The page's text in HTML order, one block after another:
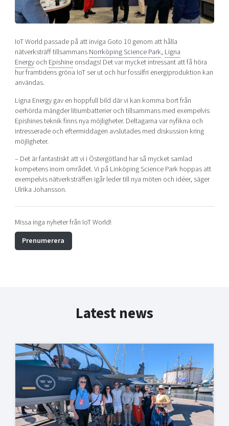
Shaping cities and regions
Bright East
East Sweden Tech Women
Reversed mentorship
Current offers and activities
Upscaling
Talent & skills
Startup & industry collaboration
Offers to boost your business
Funding opportunities
Our community of companies
Projects
Publications
Project toolbox
Our clusters
Reach out to us
Locations
Today's lunch in Mjärdevi
IoT World passade på att inviga Goto 10 genom att hålla
nätverksträff tillsammansNorrköping Science Park, Ligna
Energyoch Epishineonsdags! Det var mycket intressant att få höra
hur framtidens gröna IoT ser ut och hur fossilfri energiproduktion kan
användas.
Ligna Energy gav en hoppfull bild där vi kan komma bort från
oerhörda mängder litiumbatterier och tillsammans med exempelvis
Epishines teknik finns nya möjligheter. Deltagarna var nyfikna och
intresserade och eftermiddagen avslutades med diskussion kring
möjligheter.
– Det är fantastiskt att vi i Östergötland har så mycket samlad
kompetens inom området. Vi på Linköping Science Park hoppas att
exempelvis nätverksträffen igår leder till nya möten och idéer, säger
Ulrika Johansson.
Missa inga nyheter från IoT World!
Prenumerera
Latest news